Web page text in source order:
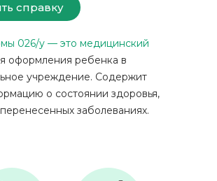
справку
026/у — это медицинский
оформления ребенка в
учреждение. Содержит
о состоянии здоровья,
заболеваниях.